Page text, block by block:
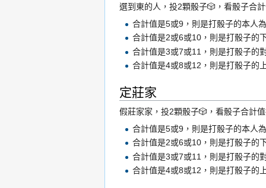
選到東的人，投2顆骰子🎲，看骰子合
合計值是5或9，則是打骰子的本人
合計值是2或6或10，則是打骰子的
合計值是3或7或11，則是打骰子的
合計值是4或8或12，則是打骰子的
定莊家
假莊家家，投2顆骰子🎲，看骰子合計
合計值是5或9，則是打骰子的本人
合計值是2或6或10，則是打骰子的
合計值是3或7或11，則是打骰子的
合計值是4或8或12，則是打骰子的